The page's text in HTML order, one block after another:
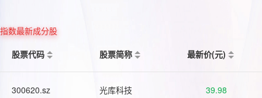
指数最新成分股
股票代码
股票简称 最新价(元)
300620.sz 光库科技 39.98